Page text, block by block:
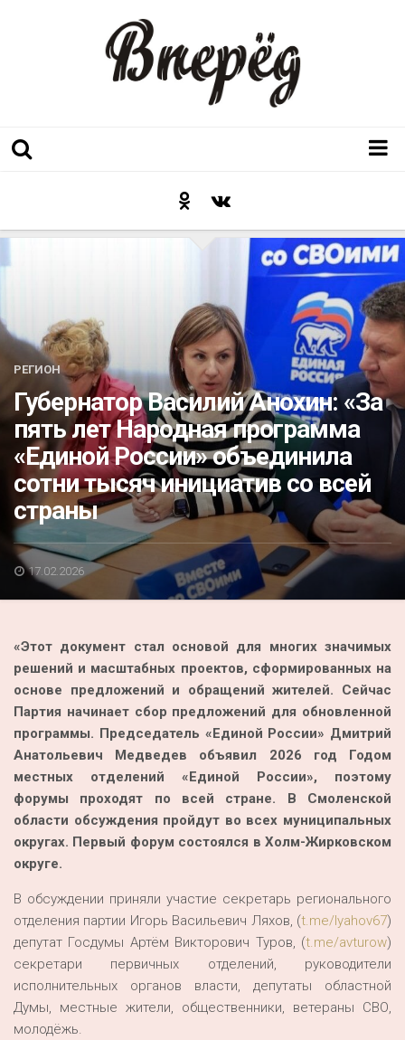
Неожиданный ракурс
Контакты
Люди родного края
Акция
К 70-летию районного Дома культуры
Конкурс
Люди родного края
Национальные проекты
Память
Перепись — 2020
РЕГИОН
Губернатор Василий Анохин: «За
пять лет Народная программа
«Единой России» объединила
сотни тысяч инициатив со всей
страны
17.02.2026
«Этот документ стал основой для многих значимых
решений и масштабных проектов, сформированных на
основе предложений и обращений жителей. Сейчас
Партия начинает сбор предложений для обновленной
программы. Председатель «Единой России» Дмитрий
Анатольевич Медведев объявил 2026 год Годом
местных отделений «Единой России», поэтому
форумы проходят по всей стране. В Смоленской
области обсуждения пройдут во всех муниципальных
округах. Первый форум состоялся в Холм-Жирковском
округе.
В обсуждении приняли участие секретарь регионального
отделения партии Игорь Васильевич Ляхов, (t.me/lyahov67)
депутат Госдумы Артём Викторович Туров, (t.me/avturow)
секретари первичных отделений, руководители
исполнительных органов власти, депутаты областной
Думы, местные жители, общественники, ветераны СВО,
молодёжь.